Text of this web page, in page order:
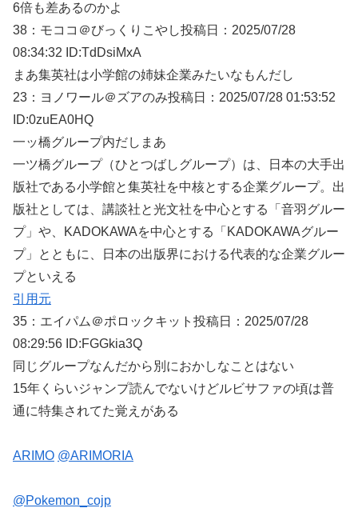
6倍も差あるのかよ
38： モココ＠びっくりこやし投稿日：2025/07/28
08:34:32 ID:TdDsiMxA
まあ集英社は小学館の姉妹企業みたいなもんだし
23： ヨノワール＠ズアのみ投稿日：2025/07/28 01:53:52
ID:0zuEA0HQ
一ッ橋グループ内だしまあ
一ツ橋グループ（ひとつばしグループ）は、日本の大手出
版社である小学館と集英社を中核とする企業グループ。出
版社としては、講談社と光文社を中心とする「音羽グルー
プ」や、KADOKAWAを中心とする「KADOKAWAグルー
プ」とともに、日本の出版界における代表的な企業グルー
プといえる
引用元
35： エイパム＠ポロックキット 投稿日：2025/07/28
08:29:56 ID:FGGkia3Q
同じグループなんだから別におかしなことはない
15年くらいジャンプ読んでないけどルビサファの頃は普
通に特集されてた覚えがある
ARIMO @ARIMORIA
@Pokemon_cojp